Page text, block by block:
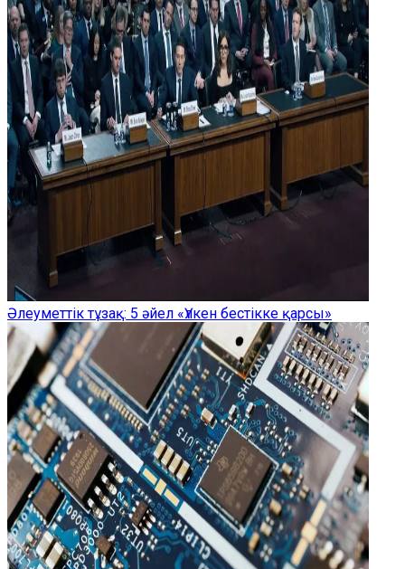
Әлеуметтік тұзақ: 5 әйел «Үлкен бестікке қарсы»